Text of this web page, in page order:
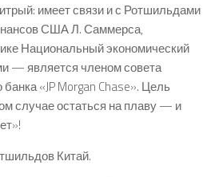
имеет связи и с Ротшильдами
США Л. Саммерса,
Национальный экономический
— является членом совета
«JP Morgan Chase». Цель
случае остаться на плаву — и
Китай.